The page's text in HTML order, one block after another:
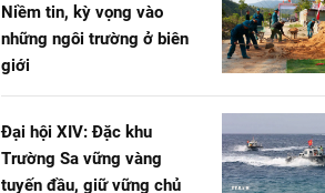
Niềm tin, kỳ vọng vào
những ngôi trường ở biên
giới
Đại hội XIV: Đặc khu
Trường Sa vững vàng
tuyến đầu, giữ vững chủ